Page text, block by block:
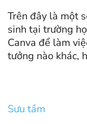
Trên đây là một
sinh tại trường
Canva để làm
tưởng nào khác,
Sưu tầm